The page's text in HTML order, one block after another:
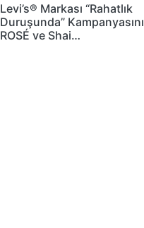
Levi’s® Markası “Rahatlık
Duruşunda” Kampanyasını
ROSÉ ve Shai…